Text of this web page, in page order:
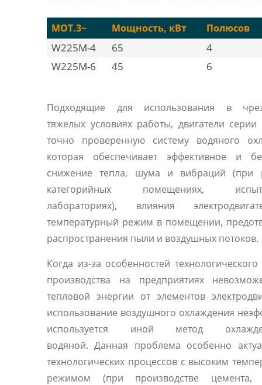
MOT.3~ Мощность, кВт Полюсов
W225M-4 65
4
W225M-6
45 6
Подходящие для использования в
тяжелых условиях работы, двигатели
точно проверенную систему водяного
которая обеспечивает эффективное и
снижение тепла, шума и вибраций (при
категорийных помещениях,
лабораториях), влияния
температурный режим в помещении,
распространения пыли и воздушных потоков.
Когда из-за особенностей
производства на предприятиях
тепловой энергии от элементов
использование воздушного охлаждения
используется иной метод
водяной. Данная проблема особенно
технологических процессов с высоким
режимом (при производстве цемента,